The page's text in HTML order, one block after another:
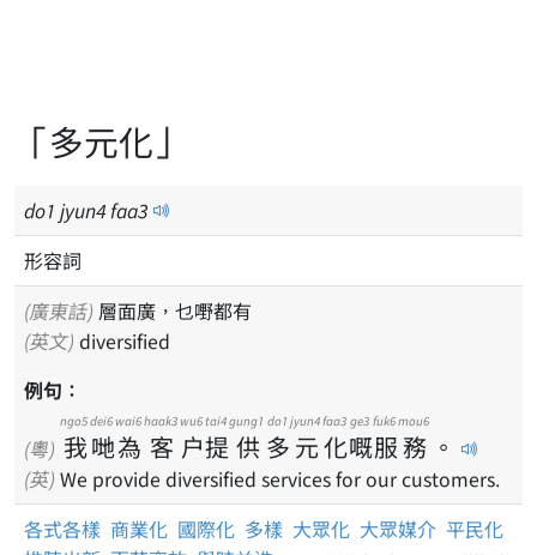
「多元化」
do1 jyun4faa3
形容詞
(廣東話) 層面廣，乜嘢都有
(英文) diversified
例句：
(粵) 我
ngo5
哋
dei6
為
wai6
客
haak3
户
wu6
提
tai4
供
gung1
多
do1
元
jyun4
化
faa3
嘅
ge3
服
fuk6
務
mou6
。
(英) We provide diversified services for our customers.
各式各樣 商業化 國際化 多樣 大眾化 大眾媒介 平民化